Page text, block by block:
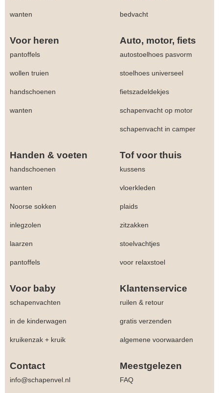
wanten bedvacht
Voor heren Auto, motor, fiets
pantoffels autostoelhoes pasvorm
wollen truien stoelhoes universeel
handschoenen fietszadeldekjes
wanten schapenvacht op motor
schapenvacht in camper
Handen & voeten Tof voor thuis
handschoenen kussens
wanten vloerkleden
Noorse sokken plaids
inlegzolen zitzakken
laarzen stoelvachtjes
pantoffels voor relaxstoel
Voor baby Klantenservice
schapenvachten ruilen & retour
in de kinderwagen gratis verzenden
kruikenzak + kruik algemene voorwaarden
Contact Meestgelezen
info@schapenvel.nl
FAQ